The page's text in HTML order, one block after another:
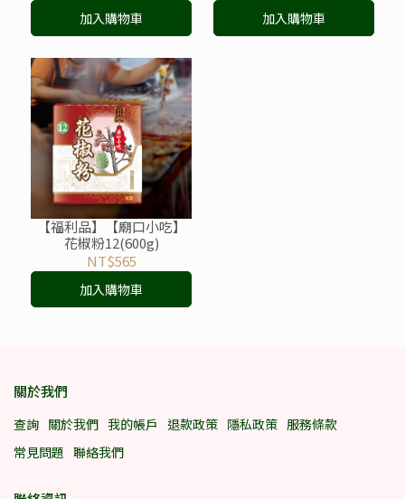
加入購物車 加入購物車
【福利品】【廟口小吃】
花椒粉12(600g)
NT$565
加入購物車
關於我們
查詢 關於我們 我的帳戶 退款政策 隱私政策 服務條款
常見問題 聯絡我們